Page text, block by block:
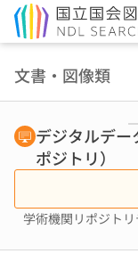
文書・図像類
デジタルデー
ポジトリ）
学術機関リポジト